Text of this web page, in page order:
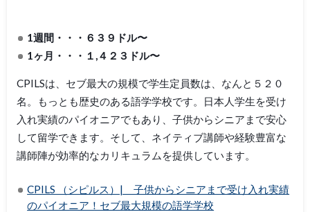
1週間・・・６３９ドル〜
1ヶ月・・・１,４２３ドル〜
CPILSは、セブ最大の規模で学生定員数は、なんと５２０
名。もっとも歴史のある語学学校です。日本人学生を受け
入れ実績のパイオニアでもあり、子供からシニアまで安心
して留学できます。そして、ネイティブ講師や経験豊富な
講師陣が効率的なカリキュラムを提供しています。
CPILS （シピルス）| 子供からシニアまで受け入れ実績
のパイオニア！セブ最大規模の語学学校